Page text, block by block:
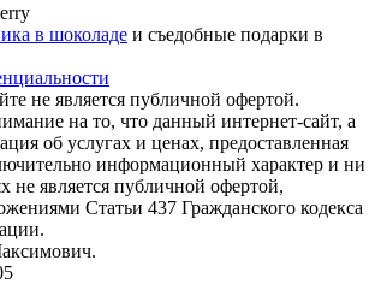
в шоколаде и съедобные подарки в
не является публичной офертой.
на то, что данный интернет-сайт, а
об услугах и ценах, предоставленная
информационный характер и ни
не является публичной офертой,
Статьи 437 Гражданского кодекса